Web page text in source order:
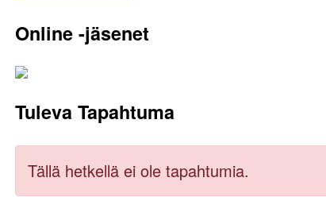
Online -jäsenet
Tuleva Tapahtuma
Tällä hetkellä ei ole tapahtumia.